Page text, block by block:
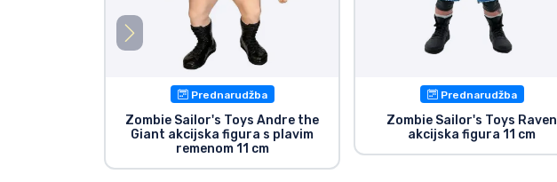
Prednarudžba
Zombie Sailor's Toys Andre the
Giant akcijska figura s plavim
remenom 11 cm
Prednarudžba
Zombie Sailor's Toys Raven
akcijska figura 11 cm